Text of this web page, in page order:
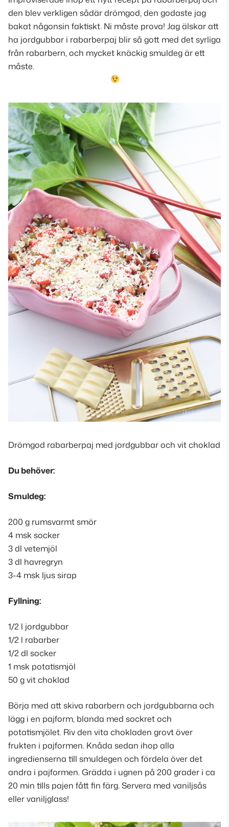
den blev verkligen sådär drömgod, den godaste jag
bakat någonsin faktiskt. Ni måste prova! Jag älskar att
ha jordgubbar i rabarberpaj blir så gott med det syrliga
från rabarbern, och mycket knäckig smuldeg är ett
måste.
Drömgod rabarberpaj med jordgubbar och vit choklad
Du behöver:
Smuldeg:
200 g rumsvarmt smör
4 msk socker
3 dl vetemjöl
3 dl havregryn
3-4 msk ljus sirap
Fyllning:
1/2 l jordgubbar
1/2 l rabarber
1/2 dl socker
1 msk potatismjöl
50 g vit choklad
Börja med att skiva rabarbern och jordgubbarna och
lägg i en pajform, blanda med sockret och
potatismjölet. Riv den vita chokladen grovt över
frukten i pajformen. Knåda sedan ihop alla
ingredienserna till smuldegen och fördela över det
andra i pajformen. Grädda i ugnen på 200 grader i ca
20 min tills pajen fått fin färg. Servera med vaniljsås
eller vaniljglass!